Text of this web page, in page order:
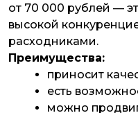
от 70 000 рублей —
высокой
расходниками.
Преимущества:
приносит
есть
можно